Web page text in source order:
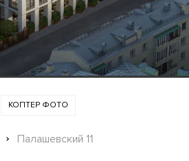
КОПТЕР ФОТО
Палашевский 11